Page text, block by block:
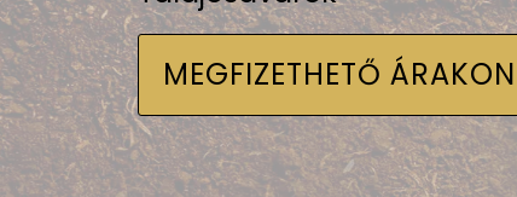
MEGFIZETHETŐ ÁRAKON